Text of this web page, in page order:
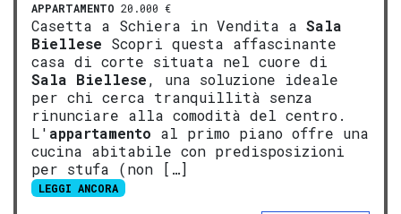
APPARTAMENTO 20.000 €
Casetta a Schiera in Vendita a Sala
Biellese Scopri questa affascinante
casa di corte situata nel cuore di
Sala Biellese, una soluzione ideale
per chi cerca tranquillità senza
rinunciare alla comodità del centro.
L' appartamento al primo piano offre una
cucina abitabile con predisposizioni
per stufa (non […]
LEGGI ANCORA